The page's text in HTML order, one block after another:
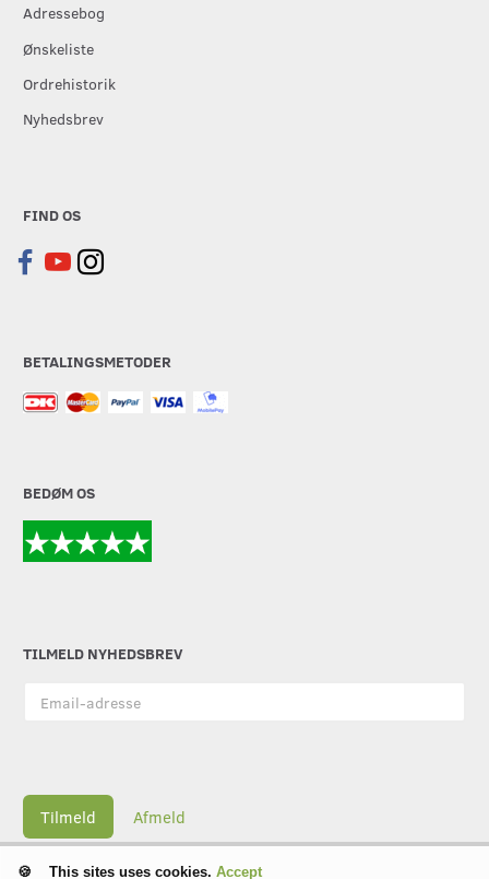
Adressebog
Ønskeliste
Ordrehistorik
Nyhedsbrev
FIND OS
BETALINGSMETODER
BEDØM OS
TILMELD NYHEDSBREV
adresse
Tilmeld Afmeld
This sites uses cookies. Accept